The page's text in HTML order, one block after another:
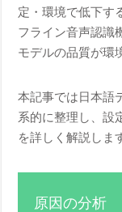
定・環境で低下す
フライン音声認識
モデルの品質が環
本記事では日本語
系的に整理し、設
を詳しく解説しま
原因の分析